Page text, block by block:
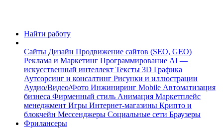
Найти работу
Сайты Дизайн Продвижение сайтов (SEO, GEO)
Реклама и Маркетинг Программирование AI —
искусственный интеллект Тексты 3D Графика
Аутсорсинг и консалтинг Рисунки и иллюстрации
Аудио/Видео/Фото Инжиниринг Mobile Автоматизация
бизнеса Фирменный стиль Анимация Маркетплейс
менеджмент Игры Интернет-магазины Крипто и
блокчейн Мессенджеры Социальные сети Браузеры
Фрилансеры